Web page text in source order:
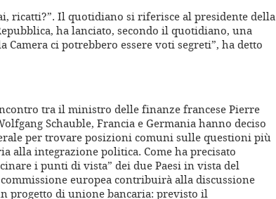
ricatti?”. Il quotidiano si riferisce al presidente della
ha lanciato, secondo il quotidiano, una
Camera ci potrebbero essere voti segreti”, ha detto
tra il ministro delle finanze francese Pierre
Schauble, Francia e Germania hanno deciso
per trovare posizioni comuni sulle questioni più
alla integrazione politica. Come ha precisato
i punti di vista” dei due Paesi in vista del
europea contribuirà alla discussione
progetto di unione bancaria: previsto il